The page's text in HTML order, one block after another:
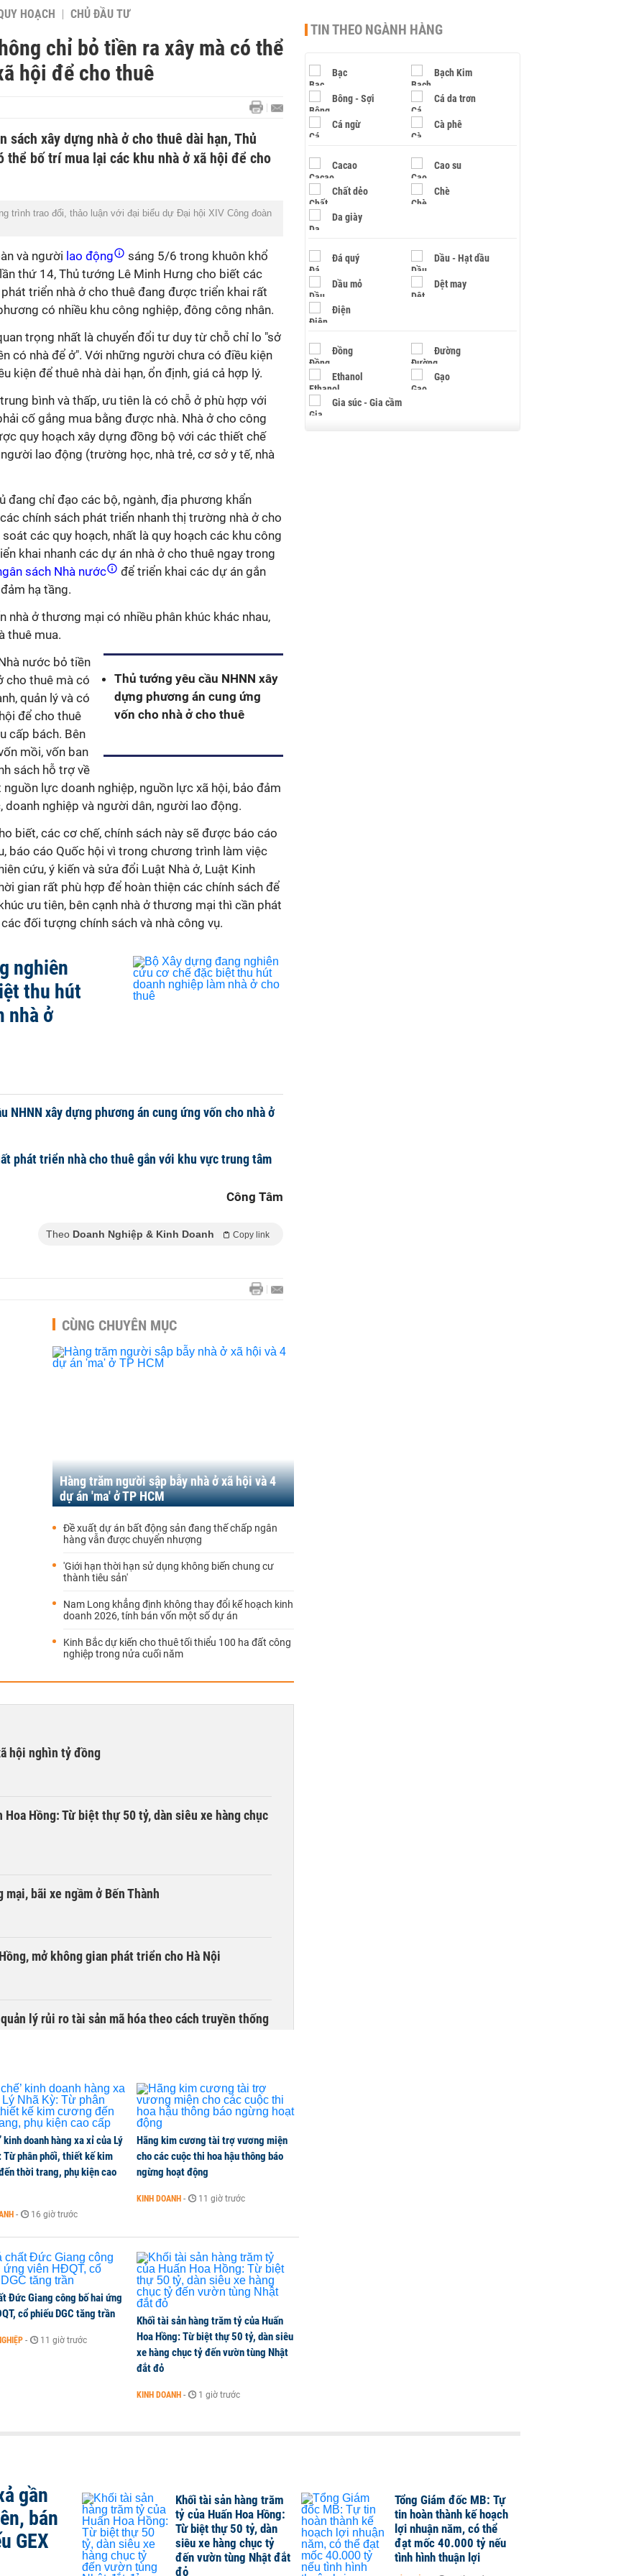
HOẠCH CHỦ ĐẦU TƯ
chỉ bỏ tiền ra xây mà có thể
hội để cho thuê
sách xây dựng nhà ở cho thuê dài hạn, Thủ
thể bố trí mua lại các khu nhà ở xã hội để cho
trình trao đổi, thảo luận với đại biểu dự Đại hội XIV Công đoàn
và người lao động
sáng 5/6 trong khuôn khổ
thứ 14, Thủ tướng Lê Minh Hưng cho biết các
triển nhà ở cho thuê đang được triển khai rất
có nhiều khu công nghiệp, đông công nhân.
trọng nhất là chuyển đổi tư duy từ chỗ chỉ lo "sở
có nhà để ở". Với những người chưa có điều kiện
kiện để thuê nhà dài hạn, ổn định, giá cả hợp lý.
bình và thấp, ưu tiên là có chỗ ở phù hợp với
cố gắng mua bằng được nhà. Nhà ở cho công
quy hoạch xây dựng đồng bộ với các thiết chế
lao động (trường học, nhà trẻ, cơ sở y tế, nhà
đang chỉ đạo các bộ, ngành, địa phương khẩn
chính sách phát triển nhanh thị trường nhà ở cho
các quy hoạch, nhất là quy hoạch các khu công
khai nhanh các dự án nhà ở cho thuê ngay trong
sách Nhà nước
để triển khai các dự án gắn
hạ tầng.
ở thương mại có nhiều phân khúc khác nhau,
thuê mua.
Thủ tướng yêu cầu NHNN xây
dựng phương án cung ứng
vốn cho nhà ở cho thuê
nước bỏ tiền
cho thuê mà có
quản lý và có
để cho thuê
cấp bách. Bên
mồi, vốn ban
sách hỗ trợ về
lực doanh nghiệp, nguồn lực xã hội, bảo đảm
doanh nghiệp và người dân, người lao động.
biết, các cơ chế, chính sách này sẽ được báo cáo
báo cáo Quốc hội vì trong chương trình làm việc
cứu, ý kiến và sửa đổi Luật Nhà ở, Luật Kinh
gian rất phù hợp để hoàn thiện các chính sách để
ưu tiên, bên cạnh nhà ở thương mại thì cần phát
đối tượng chính sách và nhà công vụ.
nghiên
thu hút
nhà ở
NHNN xây dựng phương án cung ứng vốn cho nhà ở
phát triển nhà cho thuê gắn với khu vực trung tâm
Công Tâm
Theo Doanh Nghiệp & Kinh Doanh Copy link
CÙNG CHUYÊN MỤC
Hàng trăm người sập bẫy nhà ở xã hội và 4
dự án 'ma' ở TP HCM
Đề xuất dự án bất động sản đang thế chấp ngân
hàng vẫn được chuyển nhượng
'Giới hạn thời hạn sử dụng không biến chung cư
thành tiêu sản'
Nam Long khẳng định không thay đổi kế hoạch kinh
doanh 2026, tính bán vốn một số dự án
Kinh Bắc dự kiến cho thuê tối thiểu 100 ha đất công
nghiệp trong nửa cuối năm
hội nghìn tỷ đồng
Hồng: Từ biệt thự 50 tỷ, dàn siêu xe hàng chục
bãi xe ngầm ở Bến Thành
mở không gian phát triển cho Hà Nội
lý rủi ro tài sản mã hóa theo cách truyền thống
kinh doanh hàng xa xỉ của Lý
Từ phân phối, thiết kế kim
thời trang, phụ kiện cao
- 16 giờ trước
Hãng kim cương tài trợ vương miện
cho các cuộc thi hoa hậu thông báo
ngừng hoạt động
KINH DOANH - 11 giờ trước
Đức Giang công bố hai ứng
cổ phiếu DGC tăng trần
- 11 giờ trước
Khối tài sản hàng trăm tỷ của Huấn
Hoa Hồng: Từ biệt thự 50 tỷ, dàn siêu
xe hàng chục tỷ đến vườn tùng Nhật
đắt đỏ
KINH DOANH - 1 giờ trước
TIN THEO NGÀNH HÀNG
Bạc Bạch Kim
Bông - Sợi Cá da trơn
Cá ngừ Cà phê
Cacao Cao su
Chất dẻo Chè
Da giày
Đá quý Dầu - Hạt dầu
Dầu mỏ Dệt may
Điện
Đồng Đường
Ethanol Gạo
Gia súc - Gia cầm
gần
bán
GEX
Khối tài sản hàng trăm
tỷ của Huấn Hoa Hồng:
Từ biệt thự 50 tỷ, dàn
siêu xe hàng chục tỷ
đến vườn tùng Nhật đắt
đỏ
Tổng Giám đốc MB: Tự
tin hoàn thành kế hoạch
lợi nhuận năm, có thể
đạt mốc 40.000 tỷ nếu
tình hình thuận lợi